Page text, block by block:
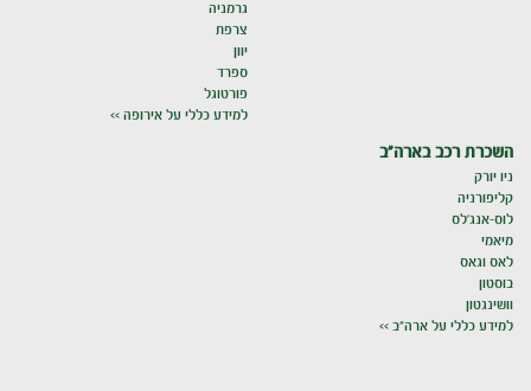
גרמניה
צרפת
יוון
ספרד
פורטוגל
למידע כללי על אירופה >>
השכרת רכב בארה"ב
ניו יורק
קליפורניה
לוס-אנג'לס
מיאמי
לאס וגאס
בוסטון
וושינגטון
למידע כללי על ארה"ב >>